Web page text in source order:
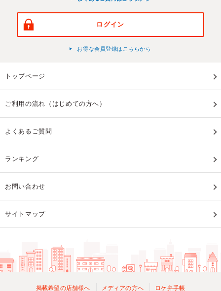
ログイン
お得な会員登録はこちらから
トップページ
ご利用の流れ（はじめての方へ）
よくあるご質問
ランキング
お問い合わせ
サイトマップ
掲載希望の店舗様へ メディアの方へ ロケ弁手帳